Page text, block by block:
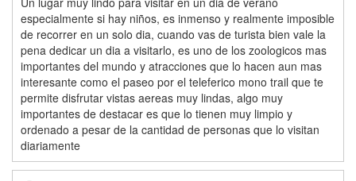
especialmente si hay niños, es inmenso y realmente imposible
de recorrer en un solo dia, cuando vas de turista bien vale la
pena dedicar un dia a visitarlo, es uno de los zoologicos mas
importantes del mundo y atracciones que lo hacen aun mas
interesante como el paseo por el teleferico mono trail que te
permite disfrutar vistas aereas muy lindas, algo muy
importantes de destacar es que lo tienen muy limpio y
ordenado a pesar de la cantidad de personas que lo visitan
diariamente